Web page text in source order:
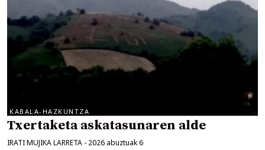
KABALA-HAZKUNTZA
Txertaketa askatasunaren alde
IRATI MUJIKA LARRETA - 2026 abuztuak 6